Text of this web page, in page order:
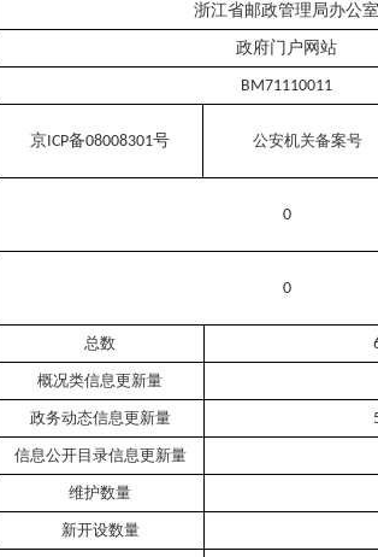
浙江省邮政管理局办公
政府门户网站
BM71110011
京ICP备08008301号 公安机关备案号
0
0
总数
概况类信息更新量
政务动态信息更新量
信息公开目录信息更新量
维护数量
新开设数量